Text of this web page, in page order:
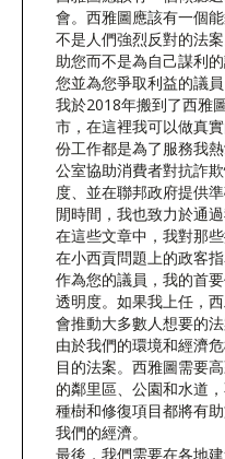
會。西雅圖應該有一個
不是人們強烈反對的法
助您而不是為自己謀利
您並為您爭取利益的議員
我於2018年搬到了西雅
市，在這裡我可以做真
份工作都是為了服務我
公室協助消費者對抗詐
度、並在聯邦政府提供
閒時間，我也致力於通
在這些文章中，我對那
在小西貢問題上的政客指
作為您的議員，我的首
透明度。如果我上任，
會推動大多數人想要的
由於我們的環境和經濟
目的法案。西雅圖需要
的鄰里區、公園和水道
種樹和修復項目都將有
我們的經濟。
最後，我們需要在各地